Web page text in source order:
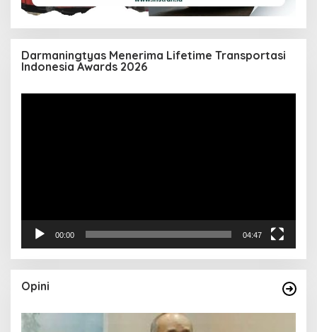
Darmaningtyas Menerima Lifetime Transportasi
Indonesia Awards 2026
00:00 04:47
Opini